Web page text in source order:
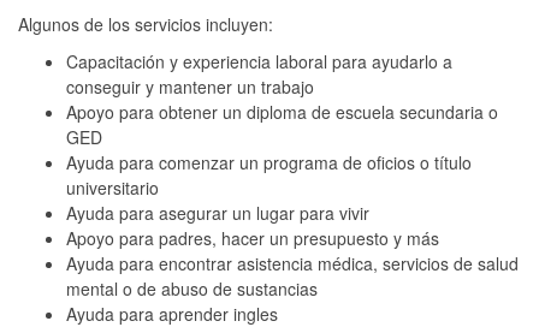
Algunos de los servicios incluyen:
Capacitación y experiencia laboral para ayudarlo a
conseguir y mantener un trabajo
Apoyo para obtener un diploma de escuela secundaria o
GED
Ayuda para comenzar un programa de oficios o título
universitario
Ayuda para asegurar un lugar para vivir
Apoyo para padres, hacer un presupuesto y más
Ayuda para encontrar asistencia médica, servicios de salud
mental o de abuso de sustancias
Ayuda para aprender ingles